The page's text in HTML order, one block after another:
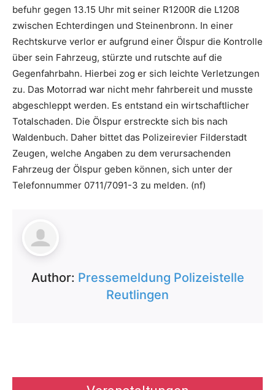
befuhr gegen 13.15 Uhr mit seiner R1200R die L1208
zwischen Echterdingen und Steinenbronn. In einer
Rechtskurve verlor er aufgrund einer Ölspur die Kontrolle
über sein Fahrzeug, stürzte und rutschte auf die
Gegenfahrbahn. Hierbei zog er sich leichte Verletzungen
zu. Das Motorrad war nicht mehr fahrbereit und musste
abgeschleppt werden. Es entstand ein wirtschaftlicher
Totalschaden. Die Ölspur erstreckte sich bis nach
Waldenbuch. Daher bittet das Polizeirevier Filderstadt
Zeugen, welche Angaben zu dem verursachenden
Fahrzeug der Ölspur geben können, sich unter der
Telefonnummer 0711/7091-3 zu melden. (nf)
Author: Pressemeldung Polizeistelle
Reutlingen